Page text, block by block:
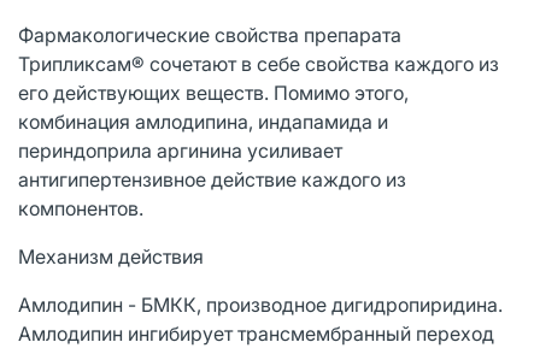
Фармакологические свойства препарата
Трипликсам® сочетают в себе свойства каждого из
его действующих веществ. Помимо этого,
комбинация амлодипина, индапамида и
периндоприла аргинина усиливает
антигипертензивное действие каждого из
компонентов.
Механизм действия
Амлодипин - БМКК, производное дигидропиридина.
Амлодипин ингибирует трансмембранный переход